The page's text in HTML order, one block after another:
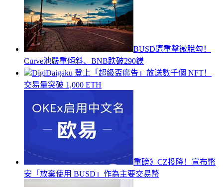
BUSD遭重擊微脫勾！
Curve池嚴重傾斜、BNB跌破290鎂
DigiDaigaku 登上「超級盃廣告」放送數千個 NFT！
交易量突破 1,000 ETH
重磅》CZ投降！宣布幣
安「放棄使用 BUSD」作為主要交易幣